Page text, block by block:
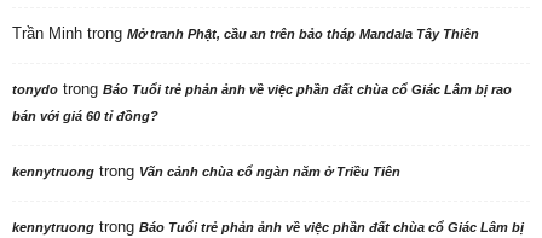
Trần Minh trong Mở tranh Phật, cầu an trên bảo tháp Mandala Tây Thiên
tonydo trong Báo Tuổi trẻ phản ảnh về việc phần đất chùa cổ Giác Lâm bị rao
bán với giá 60 tỉ đồng?
kennytruong trong Vãn cảnh chùa cổ ngàn năm ở Triều Tiên
kennytruong trong Báo Tuổi trẻ phản ảnh về việc phần đất chùa cổ Giác Lâm bị